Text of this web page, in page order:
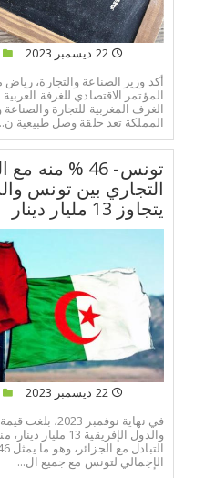
22 ديسمبر 2023
أكد وزير الصناعة والتجارة،
المؤتمر الاقتصادي للغرفة
الغرف المغربية للتجارة
المملكة تعد حلقة وصل طبيعية
تونس- 46 %
التجاري بين تونس
يتجاوز 13 مليار دينار
22 ديسمبر 2023
في نهاية نوفمبر
الإجمالي لتونس مع جميع ال...